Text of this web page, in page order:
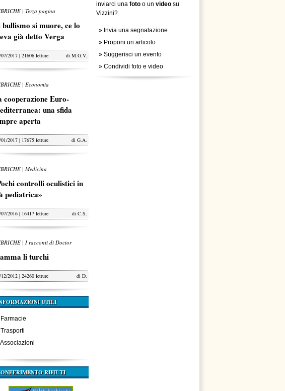
| Terza pagina
bullismo si muore, ce lo
già detto Verga
2017 | 21606 letture di M.G.V.
| Economia
cooperazione Euro-
una sfida
aperta
2017 | 17675 letture di G.A.
| Medicina
controlli oculistici in
pediatrica»
2016 | 16417 letture di C.S.
| I racconti di Doctor
li turchi
2012 | 24260 letture di D.
UTILI
Farmacie
Trasporti
Associazioni
RIFIUTI
inviarci una foto o un video su
Vizzini?
» Invia una segnalazione
» Proponi un articolo
» Suggerisci un evento
» Condividi foto e video